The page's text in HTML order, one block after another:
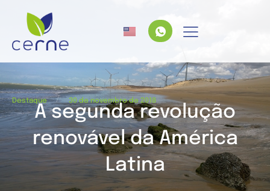
Destaque / 30 de novembro de 2018
A segunda revolução
renovável da América
Latina